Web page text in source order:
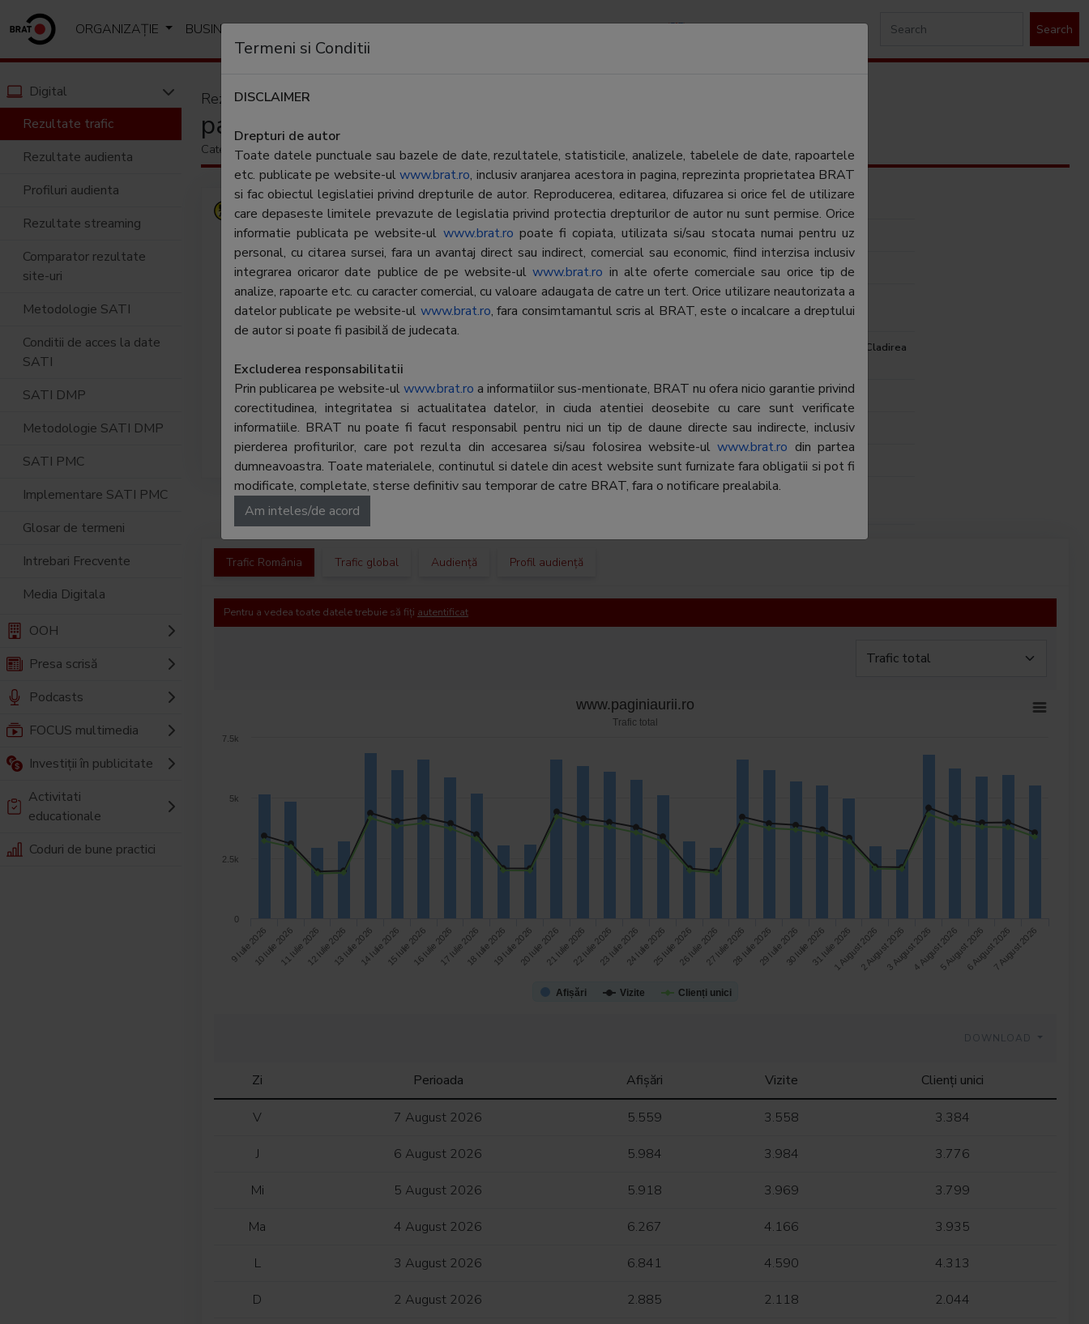
ORGANIZAȚIE BUSINESS ANALIZE SI RAPOARTE NEWSLETTERS CONTACTE LOGIN Search
Digital
Rezultate trafic
Rezultate audienta
Profiluri audienta
Rezultate streaming
Comparator rezultate
site-uri
Metodologie SATI
Conditii de acces la date
SATI
SATI DMP
Metodologie SATI DMP
SATI PMC
Implementare SATI PMC
Glosar de termeni
Intrebari Frecvente
Media Digitala
OOH
Presa scrisă
Podcasts
FOCUS multimedia
Investiții în publicitate
Activitati
educationale
Coduri de bune practici
Rezultate trafic
paginiaurii.ro
Categorie:Portaluri & motoare de cautare
Ghidul Pagini Aurii Online
(www.paginiaurii.ro) aduce informatii
detaliate despre sute de mii de
companii din toata Romania pe
monitorul utilizatorului. Internetul a
devenit sursa principala de informatie,
atunci cand cauti o companie in
trebuie sa te asiguri ca, la cautare,
compania ta va fi gasita usor. Ghidul
Pagini Aurii Online vrea sa fie
partenerul tau preferat pentru
cautarea locala.
Editor: FCR Media On Line SRL
Contractor SATI: FCR Media On Line SRL
Director general: Cristea Mihai
Reprezentant
BRAT:
Cristea Mihai
Bucuresti, Splaiul Independentei 319, Cladirea
Telefon: 021-202.09.00
E-mail: mihai.cristea@paginiaurii.ro
Regie publicitate:
Departament
-
Trafic România Trafic global Audiență Profil audiență
Pentru a vedea toate datele trebuie să fiți autentificat
www.paginiaurii.ro
Trafic total
Afișări Vizite Clienți unici
9 Iulie 202610 Iulie 202611 Iulie 202612 Iulie 202613 Iulie 202614 Iulie 202615 Iulie 202616 Iulie 202617 Iulie 202618 Iulie 202619 Iulie 202620 Iulie 202621 Iulie 202622 Iulie 202623 Iulie 202624 Iulie 202625 Iulie 202626 Iulie 202627 Iulie 202628 Iulie 202629 Iulie 202630 Iulie 202631 Iulie 20261 August 20262 August 20263 August 20264 August 20265 August 20266 August 20267 August 2026
0
2.5k
5k
7.5k
DOWNLOAD
Zi Perioada Afișări Vizite Clienți unici
V 7 August 2026 5.559 3.558 3.384
J 6 August 2026 5.984 3.984 3.776
Mi 5 August 2026 5.918 3.969 3.799
Ma 4 August 2026 6.267 4.166 3.935
L 3 August 2026 6.841 4.590 4.313
D 2 August 2026 2.885 2.118 2.044
Termeni si Conditii
DISCLAIMER
Drepturi de autor
Toate datele punctuale sau bazele de date, rezultatele, statisticile, analizele, tabelele de date, rapoartele
etc. publicate pe website-ulwww.brat.ro, inclusiv aranjarea acestora in pagina, reprezinta proprietatea BRAT
si fac obiectul legislatiei privind drepturile de autor. Reproducerea, editarea, difuzarea si orice fel de utilizare
care depaseste limitele prevazute de legislatia privind protectia drepturilor de autor nu sunt permise. Orice
informatie publicata pe website-ul www.brat.ro poate fi copiata, utilizata si/sau stocata numai pentru uz
personal, cu citarea sursei, fara un avantaj direct sau indirect, comercial sau economic, fiind interzisa inclusiv
integrarea oricaror date publice de pe website-ulwww.brat.ro in alte oferte comerciale sau orice tip de
analize, rapoarte etc. cu caracter comercial, cu valoare adaugata de catre un tert. Orice utilizare neautorizata a
datelor publicate pe website-ul www.brat.ro, fara consimtamantul scris al BRAT, este o incalcare a dreptului
de autor si poate fi pasibilă de judecata.
Excluderea responsabilitatii
Prin publicarea pe website-ulwww.brat.ro a informatiilor sus-mentionate, BRAT nu ofera nicio garantie privind
corectitudinea, integritatea si actualitatea datelor, in ciuda atentiei deosebite cu care sunt verificate
informatiile. BRAT nu poate fi facut responsabil pentru nici un tip de daune directe sau indirecte, inclusiv
pierderea profiturilor, care pot rezulta din accesarea si/sau folosirea website-ulwww.brat.ro din partea
dumneavoastra. Toate materialele, continutul si datele din acest website sunt furnizate fara obligatii si pot fi
modificate, completate, sterse definitiv sau temporar de catre BRAT, fara o notificare prealabila.
Am inteles/de acord